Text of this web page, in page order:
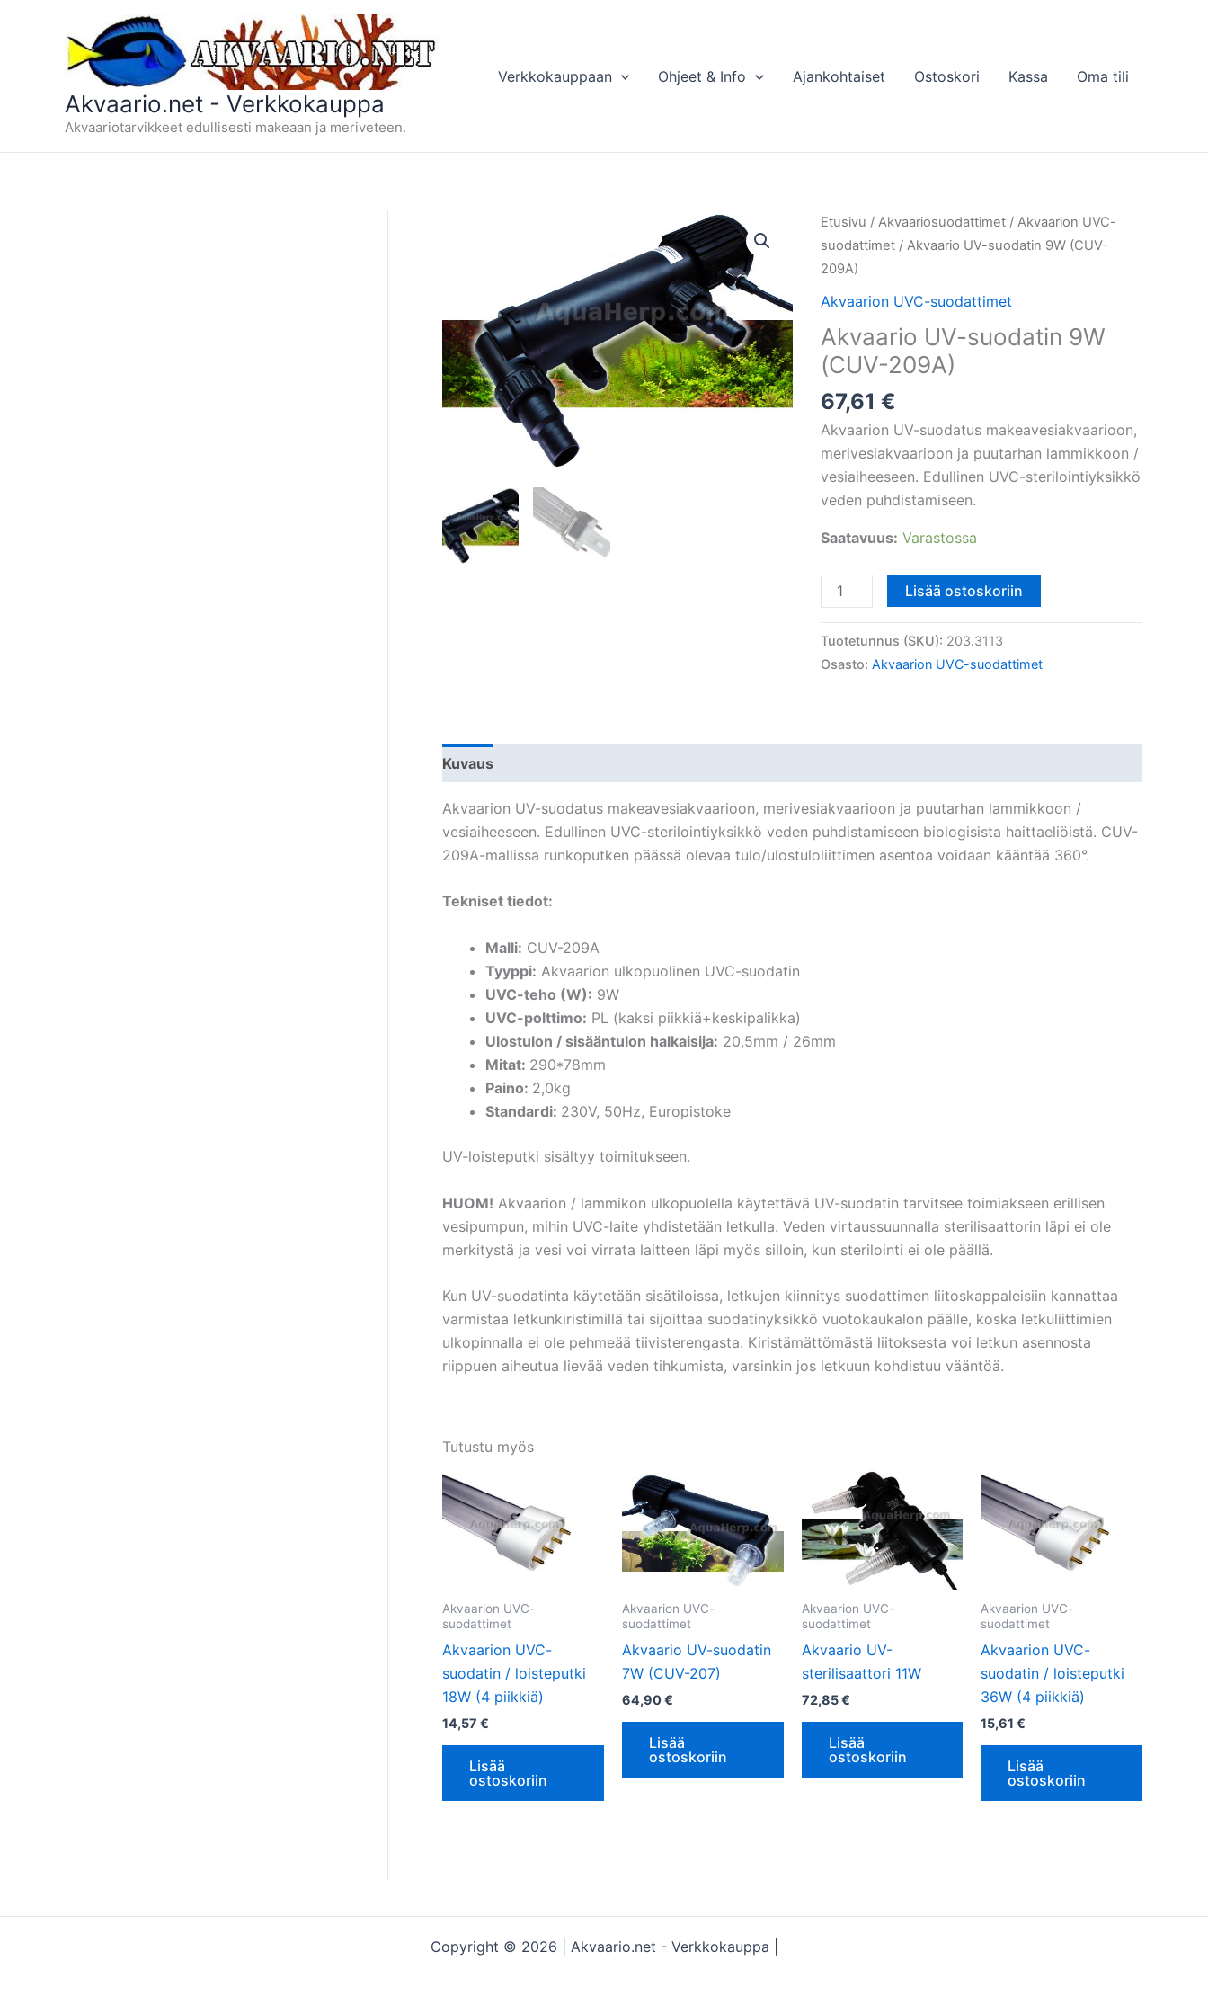
Akvaario.net - Verkkokauppa
Akvaariotarvikkeet edullisesti makeaan ja meriveteen.
Verkkokauppaan Ohjeet & Info Ajankohtaiset Ostoskori Kassa Oma tili
Etusivu / Akvaariosuodattimet/ Akvaarion UVC-
suodattimet/ Akvaario UV-suodatin 9W (CUV-
209A)
Akvaarion UVC-suodattimet
Akvaario UV-suodatin 9W
(CUV-209A)
67,61 €
Akvaarion UV-suodatus makeavesiakvaarioon,
merivesiakvaarioon ja puutarhan lammikkoon /
vesiaiheeseen. Edullinen UVC-sterilointiyksikkö
veden puhdistamiseen.
Saatavuus: Varastossa
Akvaario
UV-
suodatin
9W
Lisää ostoskoriin
Tuotetunnus (SKU): 203.3113
Osasto: Akvaarion UVC-suodattimet
Kuvaus
Akvaarion UV-suodatus makeavesiakvaarioon, merivesiakvaarioon ja puutarhan lammikkoon /
vesiaiheeseen. Edullinen UVC-sterilointiyksikkö veden puhdistamiseen biologisista haittaeliöistä. CUV-
209A-mallissa runkoputken päässä olevaa tulo/ulostuloliittimen asentoa voidaan kääntää 360°.
Tekniset tiedot:
Malli: CUV-209A
Tyyppi: Akvaarion ulkopuolinen UVC-suodatin
UVC-teho (W): 9W
UVC-polttimo: PL (kaksi piikkiä+keskipalikka)
Ulostulon / sisääntulon halkaisija: 20,5mm / 26mm
Mitat: 290*78mm
Paino: 2,0kg
Standardi: 230V, 50Hz, Europistoke
UV-loisteputki sisältyy toimitukseen.
HUOM! Akvaarion / lammikon ulkopuolella käytettävä UV-suodatin tarvitsee toimiakseen erillisen
vesipumpun, mihin UVC-laite yhdistetään letkulla. Veden virtaussuunnalla sterilisaattorin läpi ei ole
merkitystä ja vesi voi virrata laitteen läpi myös silloin, kun sterilointi ei ole päällä.
Kun UV-suodatinta käytetään sisätiloissa, letkujen kiinnitys suodattimen liitoskappaleisiin kannattaa
varmistaa letkunkiristimillä tai sijoittaa suodatinyksikkö vuotokaukalon päälle, koska letkuliittimien
ulkopinnalla ei ole pehmeää tiivisterengasta. Kiristämättömästä liitoksesta voi letkun asennosta
riippuen aiheutua lievää veden tihkumista, varsinkin jos letkuun kohdistuu vääntöä.
Tutustu myös
Akvaarion UVC-
suodattimet
Akvaarion UVC-
suodatin / loisteputki
18W (4 piikkiä)
14,57 €
Lisää
ostoskoriin
Akvaarion UVC-
suodattimet
Akvaario UV-suodatin
7W (CUV-207)
64,90€
Lisää
ostoskoriin
Akvaarion UVC-
suodattimet
Akvaario UV-
sterilisaattori 11W
72,85€
Lisää
ostoskoriin
Akvaarion UVC-
suodattimet
Akvaarion UVC-
suodatin / loisteputki
36W (4 piikkiä)
15,61€
Lisää
ostoskoriin
Copyright © 2026 | Akvaario.net - Verkkokauppa |